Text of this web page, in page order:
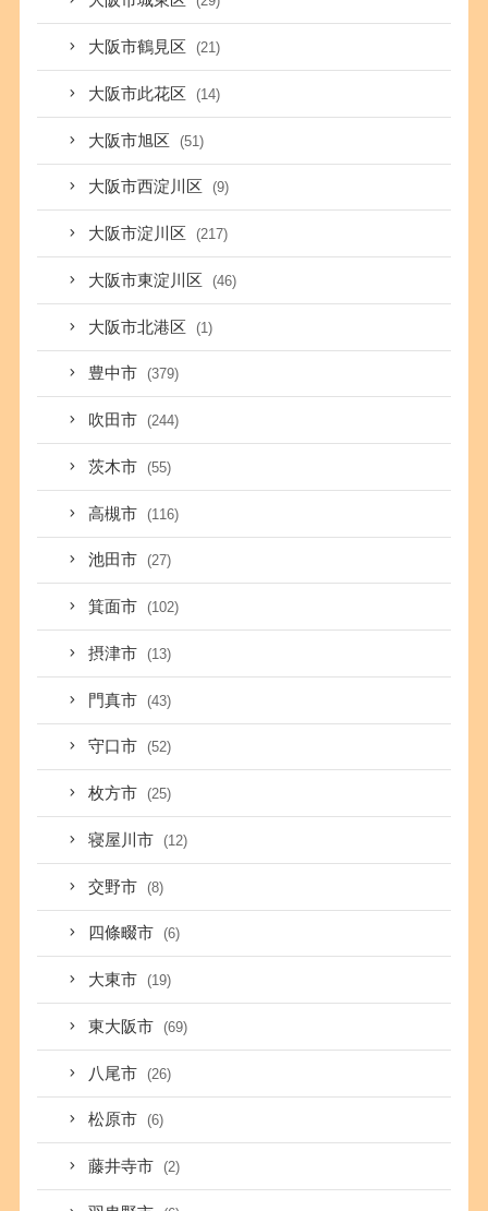
大阪市鶴見区 (21)
大阪市此花区 (14)
大阪市旭区 (51)
大阪市西淀川区 (9)
大阪市淀川区 (217)
大阪市東淀川区 (46)
大阪市北港区 (1)
豊中市 (379)
吹田市 (244)
茨木市 (55)
高槻市 (116)
池田市 (27)
箕面市 (102)
摂津市 (13)
門真市 (43)
守口市 (52)
枚方市 (25)
寝屋川市 (12)
交野市 (8)
四條畷市 (6)
大東市 (19)
東大阪市 (69)
八尾市 (26)
松原市 (6)
藤井寺市 (2)